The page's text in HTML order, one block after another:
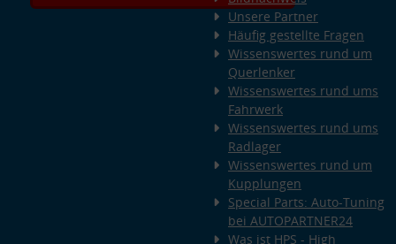
Unsere Partner
Häufig gestellte Fragen
Wissenswertes rund um
Querlenker
Wissenswertes rund ums
Fahrwerk
Wissenswertes rund ums
Radlager
Wissenswertes rund um
Kupplungen
Special Parts: Auto-Tuning
bei AUTOPARTNER24
Was ist HPS - High